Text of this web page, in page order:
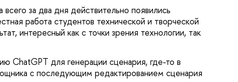
за два дня действительно появились
работа студентов технической и творческой
интересный как с точки зрения технологии, так
ChatGPT для генерации сценария, где-то в
с последующим редактированием сценария